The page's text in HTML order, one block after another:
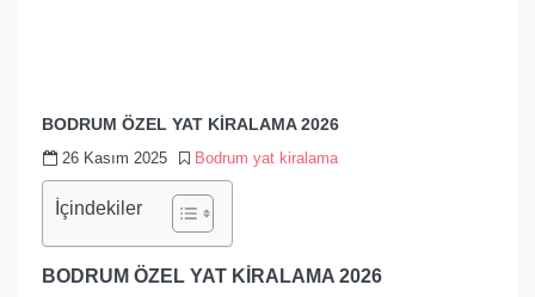
BODRUM ÖZEL YAT KİRALAMA 2026
26 Kasım 2025 Bodrum yat kiralama
İçindekiler
BODRUM ÖZEL YAT KİRALAMA 2026